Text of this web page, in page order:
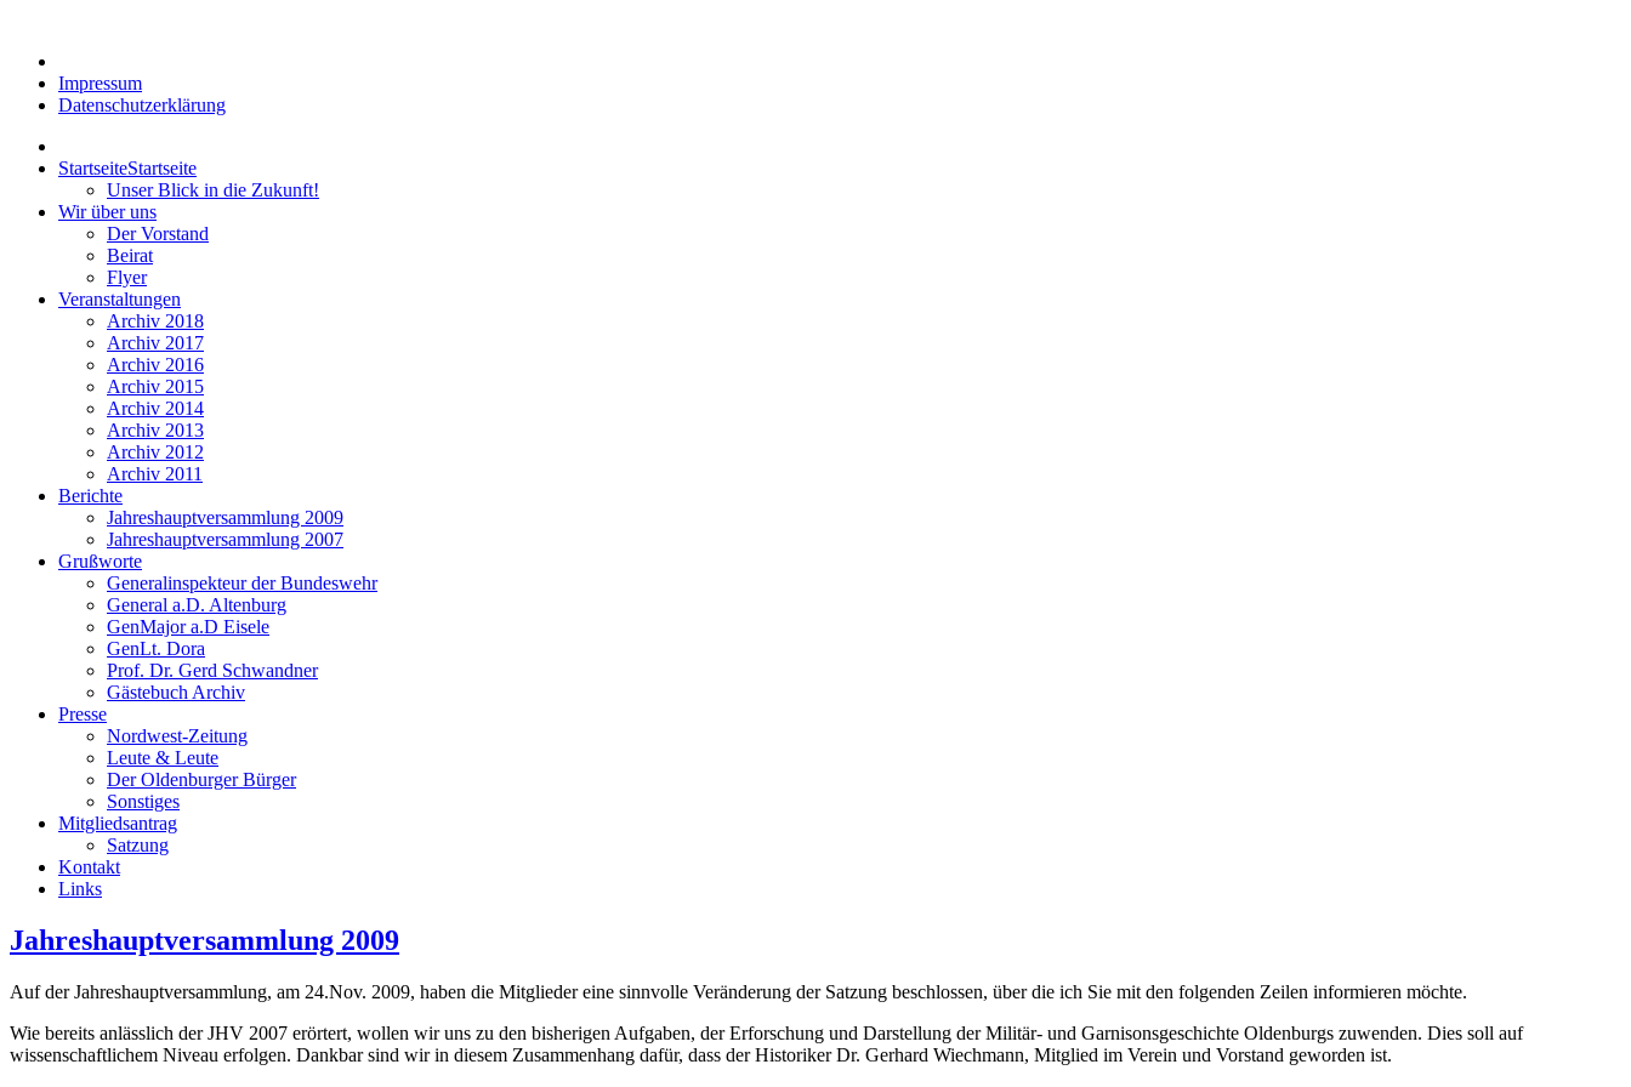
Impressum
Datenschutzerklärung
StartseiteStartseite
Unser Blick in die Zukunft!
Wir über uns
Der Vorstand
Beirat
Flyer
Veranstaltungen
Archiv 2018
Archiv 2017
Archiv 2016
Archiv 2015
Archiv 2014
Archiv 2013
Archiv 2012
Archiv 2011
Berichte
Jahreshauptversammlung 2009
Jahreshauptversammlung 2007
Grußworte
Generalinspekteur der Bundeswehr
General a.D. Altenburg
GenMajor a.D Eisele
GenLt. Dora
Prof. Dr. Gerd Schwandner
Gästebuch Archiv
Presse
Nordwest-Zeitung
Leute & Leute
Der Oldenburger Bürger
Sonstiges
Mitgliedsantrag
Satzung
Kontakt
Links
Jahreshauptversammlung 2009
Auf der Jahreshauptversammlung, am 24.Nov. 2009, haben die Mitglieder eine sinnvolle Veränderung der Satzung beschlossen, über die ich Sie mit den folgenden Zeilen informieren möchte.
Wie bereits anlässlich der JHV 2007 erörtert, wollen wir uns zu den bisherigen Aufgaben, der Erforschung und Darstellung der Militär- und Garnisonsgeschichte Oldenburgs zuwenden. Dies soll auf
wissenschaftlichem Niveau erfolgen. Dankbar sind wir in diesem Zusammenhang dafür, dass der Historiker Dr. Gerhard Wiechmann, Mitglied im Verein und Vorstand geworden ist.